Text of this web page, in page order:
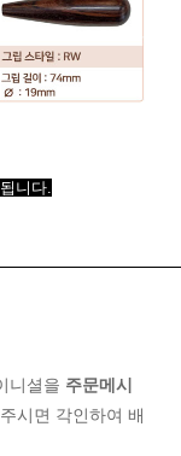
니다.
니셜을 주문메시
시면 각인하여 배